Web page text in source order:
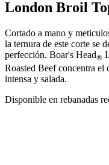
London Broil
Cortado a mano y
la ternura de este corte se
perfección. Boar's Head®
Roasted Beef concentra el
intensa y salada.
Disponible en rebanadas